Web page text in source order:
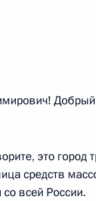
с Владимиром
это
средств
всей России.